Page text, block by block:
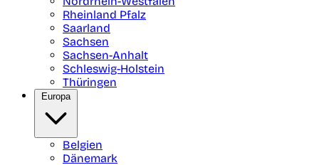
Rheinland Pfalz
Saarland
Sachsen
Sachsen-Anhalt
Schleswig-Holstein
Thüringen
Europa
Belgien
Dänemark